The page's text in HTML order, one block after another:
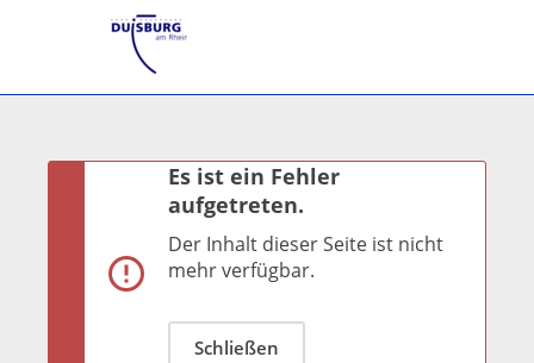
Es ist ein Fehler
aufgetreten.
Der Inhalt dieser Seite ist nicht
mehr verfügbar.
Schließen